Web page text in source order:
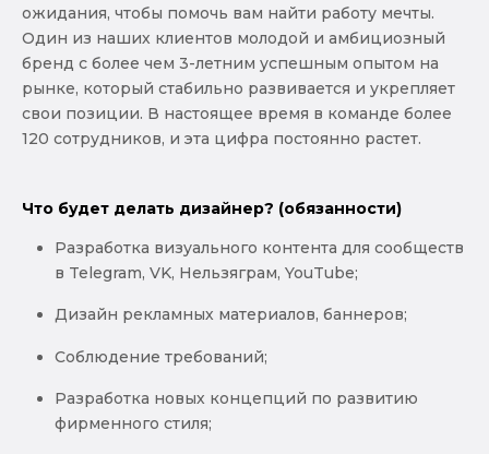
ожидания, чтобы помочь вам найти работу мечты.
Один из наших клиентов молодой и амбициозный
бренд с более чем 3-летним успешным опытом на
рынке, который стабильно развивается и укрепляет
свои позиции. В настоящее время в команде более
120 сотрудников, и эта цифра постоянно растет.
Что будет делать дизайнер? (обязанности)
Разработка визуального контента для сообществ
в Telegram, VK, Нельзяграм, YouTube;
Дизайн рекламных материалов, баннеров;
Соблюдение требований;
Разработка новых концепций по развитию
фирменного стиля;